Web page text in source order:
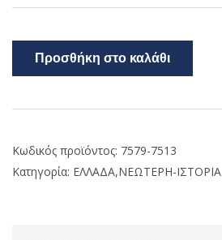
Προσθήκη στο καλάθι
Κωδικός προϊόντος: 7579-7513
Κατηγορία: ΕΛΛΑΔΑ,ΝΕΩΤΕΡΗ-ΙΣΤΟΡΙΑ